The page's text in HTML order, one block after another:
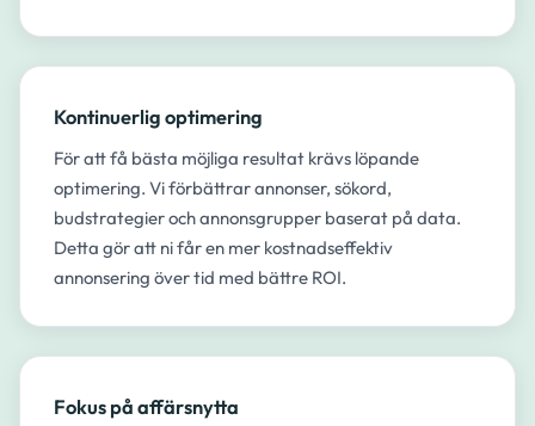
Kontinuerlig optimering
För att få bästa möjliga resultat krävs löpande
optimering. Vi förbättrar annonser, sökord,
budstrategier och annonsgrupper baserat på data.
Detta gör att ni får en mer kostnadseffektiv
annonsering över tid med bättre ROI.
Fokus på affärsnytta